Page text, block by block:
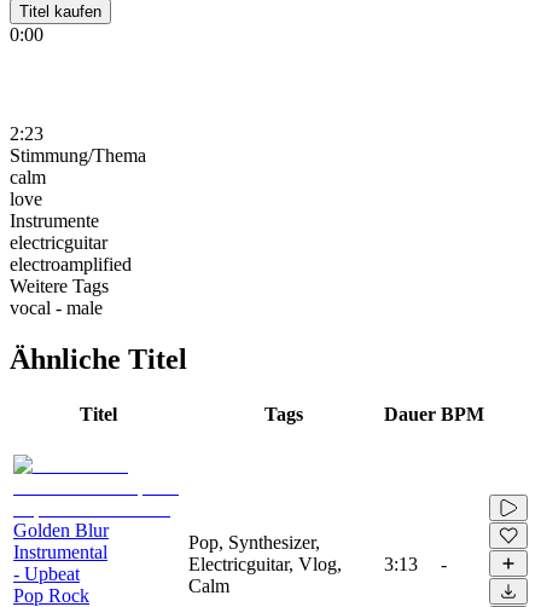
Titel kaufen
0:00
2:23
Stimmung/Thema
calm
love
Instrumente
electricguitar
electroamplified
Weitere Tags
vocal - male
Ähnliche Titel
Titel Tags Dauer BPM
Golden Blur
Instrumental
- Upbeat
Pop Rock
Pop, Synthesizer,
Electricguitar, Vlog,
Calm
3:13 -